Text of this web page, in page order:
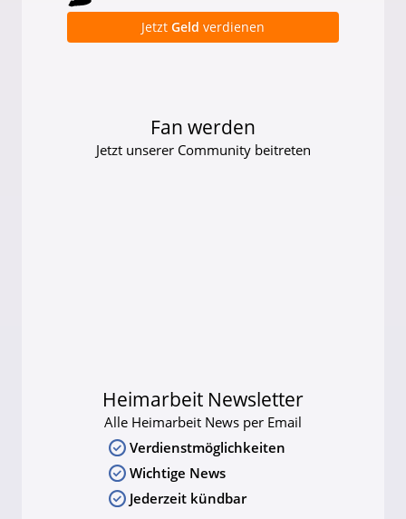
Jetzt Geld verdienen
Fan werden
Jetzt unserer Community beitreten
Heimarbeit Newsletter
Alle Heimarbeit News per Email
Verdienstmöglichkeiten
Wichtige News
Jederzeit kündbar